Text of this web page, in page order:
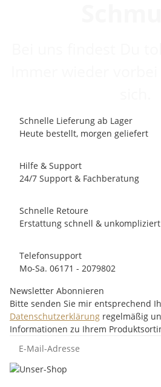
Schnelle Lieferung ab Lager
Heute bestellt, morgen geliefert
Hilfe & Support
24/7 Support & Fachberatung
Schnelle Retoure
Erstattung schnell & unkompliziert
Telefonsupport
Mo-Sa. 06171 - 2079802
Newsletter Abonnieren
Bitte senden Sie mir entsprechend
Datenschutzerklärung regelmäßig
Informationen zu Ihrem